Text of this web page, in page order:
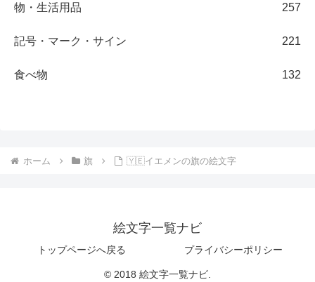
物・生活用品 257
記号・マーク・サイン 221
食べ物 132
ホーム 旗 🇾🇪イエメンの旗の絵文字
絵文字一覧ナビ
トップページへ戻る プライバシーポリシー
© 2018 絵文字一覧ナビ.